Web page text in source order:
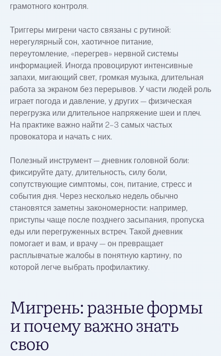
грамотного контроля.
Триггеры мигрени часто связаны с рутиной:
нерегулярный сон, хаотичное питание,
переутомление, «перегрев» нервной системы
информацией. Иногда провоцируют интенсивные
запахи, мигающий свет, громкая музыка, длительная
работа за экраном без перерывов. У части людей роль
играет погода и давление, у других — физическая
перегрузка или длительное напряжение шеи и плеч.
На практике важно найти 2–3 самых частых
провокатора и начать с них.
Полезный инструмент — дневник головной боли:
фиксируйте дату, длительность, силу боли,
сопутствующие симптомы, сон, питание, стресс и
события дня. Через несколько недель обычно
становятся заметны закономерности: например,
приступы чаще после позднего засыпания, пропуска
еды или перегруженных встреч. Такой дневник
помогает и вам, и врачу — он превращает
расплывчатые жалобы в понятную картину, по
которой легче выбрать профилактику.
Мигрень: разные формы
и почему важно знать
свою